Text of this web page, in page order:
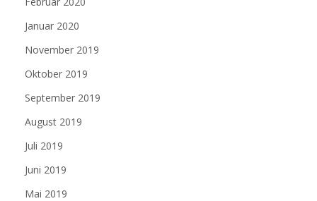
Januar 2020
November 2019
Oktober 2019
September 2019
August 2019
Juli 2019
Juni 2019
Mai 2019